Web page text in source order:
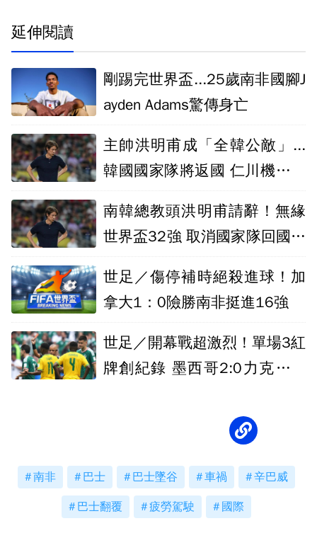
延伸閱讀
剛踢完世界盃...25歲南非國腳J
ayden Adams驚傳身亡
主帥洪明甫成「全韓公敵」...
韓國國家隊將返國 仁川機場宣
南韓總教頭洪明甫請辭！無緣
世界盃32強 取消國家隊回國歡
世足／傷停補時絕殺進球！加
拿大1：0險勝南非挺進16強
世足／開幕戰超激烈！單場3紅
牌創紀錄 墨西哥2:0力克南非
南非 巴士 巴士墜谷 車禍 辛巴威
巴士翻覆 疲勞駕駛 國際